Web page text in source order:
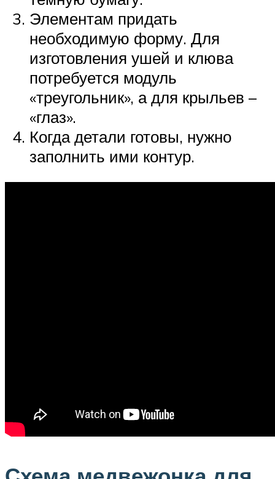
Элементам придать
необходимую форму. Для
изготовления ушей и клюва
потребуется модуль
«треугольник», а для крыльев –
«глаз».
Когда детали готовы, нужно
заполнить ими контур.